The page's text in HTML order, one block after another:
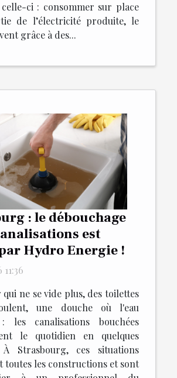
celle-ci : consommer sur place
de l’électricité produite, le
grâce à des...
: le débouchage
est
Hydro Energie !
qui ne se vide plus, des toilettes
une douche où l'eau
les canalisations bouchées
le quotidien en quelques
À Strasbourg, ces situations
toutes les constructions et sont